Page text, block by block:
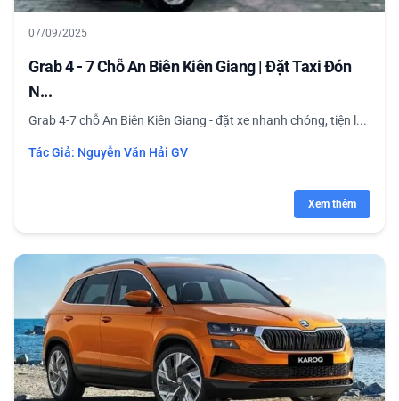
07/09/2025
Grab 4 - 7 Chỗ An Biên Kiên Giang | Đặt Taxi Đón
N...
Grab 4-7 chỗ An Biên Kiên Giang - đặt xe nhanh chóng, tiện l...
Tác Giả: Nguyễn Văn Hải GV
Xem thêm